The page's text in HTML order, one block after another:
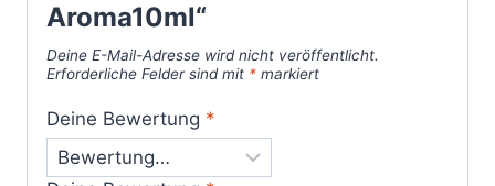
Aroma10ml“
Deine E-Mail-Adresse wird nicht veröffentlicht.
Erforderliche Felder sind mit * markiert
Deine Bewertung *